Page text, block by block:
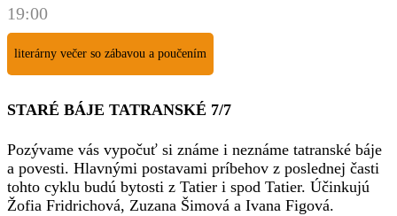
19:00
literárny večer so zábavou a poučením
STARÉ BÁJE TATRANSKÉ 7/7
Pozývame vás vypočuť si známe i neznáme tatranské báje
a povesti. Hlavnými postavami príbehov z poslednej časti
tohto cyklu budú bytosti z Tatier i spod Tatier. Účinkujú
Žofia Fridrichová, Zuzana Šimová a Ivana Figová.